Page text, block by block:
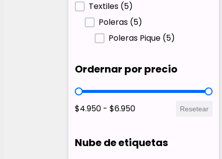
Categorias de producto
Textiles (5)
Poleras (5)
Poleras Pique (5)
Ordernar por precio
Ordernar por precio
$4.950 - $6.950 Resetear
Nube de etiquetas